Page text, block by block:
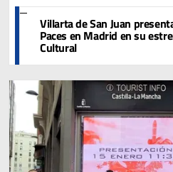
Villarta de San Juan
Paces en Madrid en su
Cultural